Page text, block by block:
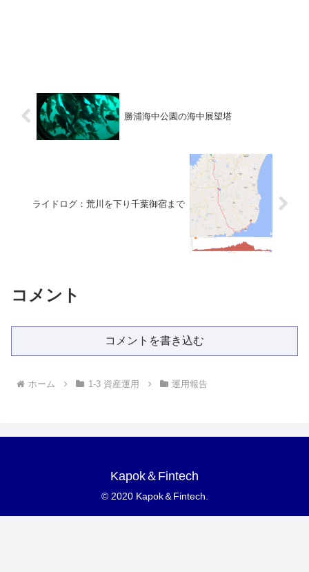
勝浦海中公園の海中展望塔
ライドログ：荒川を下り千葉御宿まで
コメント
コメントを書き込む
ホーム 1-3 資産運用 運用報告
Kapok＆Fintech
© 2020 Kapok＆Fintech.